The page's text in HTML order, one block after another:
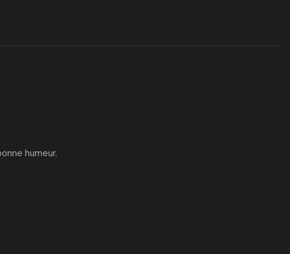
humeur.